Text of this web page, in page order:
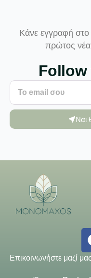
Κάνε εγγραφή στο
πρώτος
Ναι
Επικοινωνήστε μαζί